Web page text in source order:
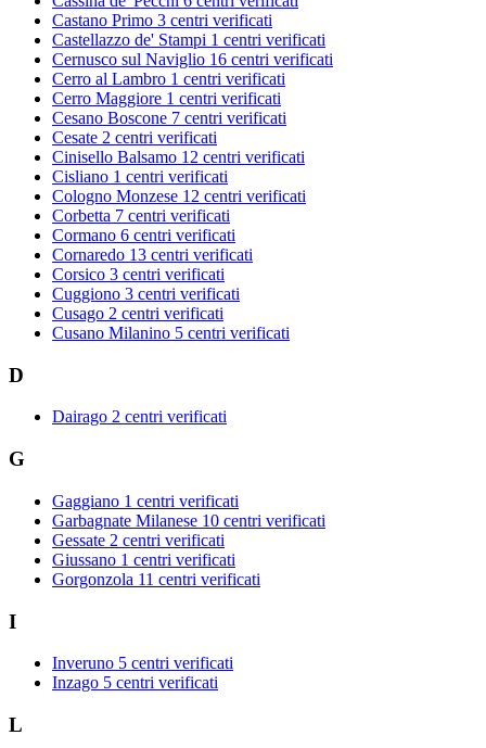
Castano Primo 3 centri verificati
Castellazzo de' Stampi 1 centri verificati
Cernusco sul Naviglio 16 centri verificati
Cerro al Lambro 1 centri verificati
Cerro Maggiore 1 centri verificati
Cesano Boscone 7 centri verificati
Cesate 2 centri verificati
Cinisello Balsamo 12 centri verificati
Cisliano 1 centri verificati
Cologno Monzese 12 centri verificati
Corbetta 7 centri verificati
Cormano 6 centri verificati
Cornaredo 13 centri verificati
Corsico 3 centri verificati
Cuggiono 3 centri verificati
Cusago 2 centri verificati
Cusano Milanino 5 centri verificati
D
Dairago 2 centri verificati
G
Gaggiano 1 centri verificati
Garbagnate Milanese 10 centri verificati
Gessate 2 centri verificati
Giussano 1 centri verificati
Gorgonzola 11 centri verificati
I
Inveruno 5 centri verificati
Inzago 5 centri verificati
L